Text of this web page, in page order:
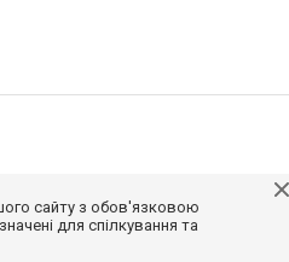
сайту з обов'язковою
для спілкування та